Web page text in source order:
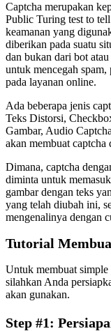
Captcha merupakan
Public Turing test to
keamanan yang
diberikan pada suatu
dan bukan dari bot
untuk mencegah spam,
pada layanan online.
Ada beberapa jenis
Teks Distorsi,
Gambar, Audio
akan membuat
Dimana, captcha
diminta untuk
gambar dengan teks
yang telah diubah ini,
mengenalinya dengan
Tutorial
Untuk membuat simple
silahkan Anda
akan gunakan.
Step #1: